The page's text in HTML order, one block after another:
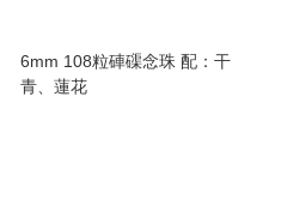
6mm 108粒硨磲念珠 配：干
青、蓮花